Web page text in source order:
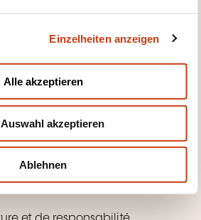
Einzelheiten anzeigen
Alle akzeptieren
akzeptieren
Ablehnen
valeur à l’Incoterm:
pour l’acheteur.
logistiques.
Chain Finance.
et douane: